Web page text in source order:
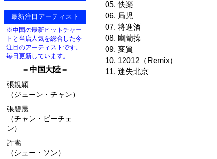
最新注目アーティスト
※中国の最新ヒットチャー
トと当店人気を総合した今
注目のアーティストです。
毎日更新しています。
= 中国大陸 =
張靚穎
（ジェーン・チャン）
張碧晨
（チャン・ビーチェ
ン）
許嵩
（シュー・ソン）
05. 快楽
06. 局児
07. 将進酒
08. 幽蘭操
09. 変質
10. 12012（Remix）
11. 迷失北京